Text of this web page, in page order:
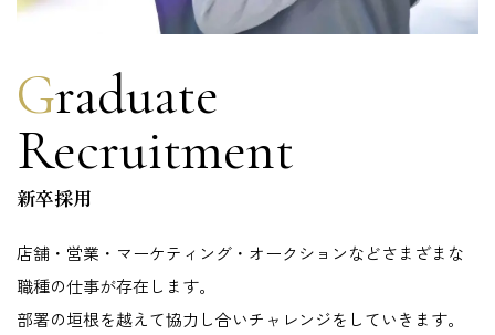
Graduate
Recruitment
新卒採用
店舗・営業・マーケティング・オークションなどさまざまな
職種の仕事が存在します。
部署の垣根を越えて協力し合いチャレンジをしていきます。